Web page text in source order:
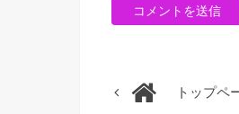
トップペ